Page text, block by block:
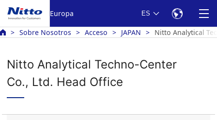
Europa ES
Sobre Nosotros Acceso JAPAN Nitto Analytical
Nitto Analytical Techno-Center
Co., Ltd. Head Office